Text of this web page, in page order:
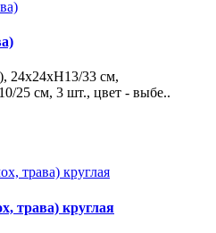
24х24хH13/33 см,
25 см, 3 шт., цвет - выбе..
трава) круглая